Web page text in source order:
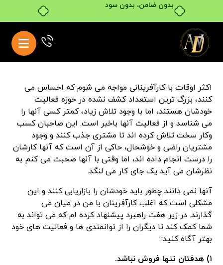
بدون ضامن، بدون سود
اکثر اوقات با کارآفرینانی مواجه می شوم که احساس می
کنند، بزرگ ترین استعداد کشف نشده در حوزه فعالیت
خودشان هستند، اما با وجود تلاش زیاد، کمتر کسی آنها را
می شناسد و از فعالیت آنها باخبر است. این صاحبان کسب
وکار سخت تلاش کرده اند تا مشتری جذب کنند و وجود
مشتریان راضی و خوشحال، حاکی از آن است که آنها کارشان
را درست انجام داده اند، اما وقتی با آنها صحبت می کنم به
نظرشان می آید یک جای کار می لنگد.
آنها نمی دانند چطور باید خودشان را بازاریابی کنند و این
مشکلی است که اغلب کارآفرینان با من در میان می
گذارند. در زیر هفت راهبرد پیشنهاد کرده ام که می تواند به
شما کمک کند تا دیگران را از توانمندی ها و فعالیت های خود
بهتر آگاه کنید:
۱) هدفتان تنها فروش نباشد.